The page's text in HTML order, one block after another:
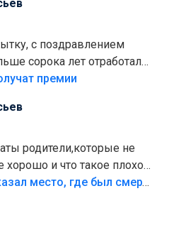
с поздравлением
сорока лет отработали
премии
родители,которые не
хорошо и что такое плохо!
безумия,есть же
«Попал на пику»: СК показал место, где был смертельно травмирован ребенок в Тольятти